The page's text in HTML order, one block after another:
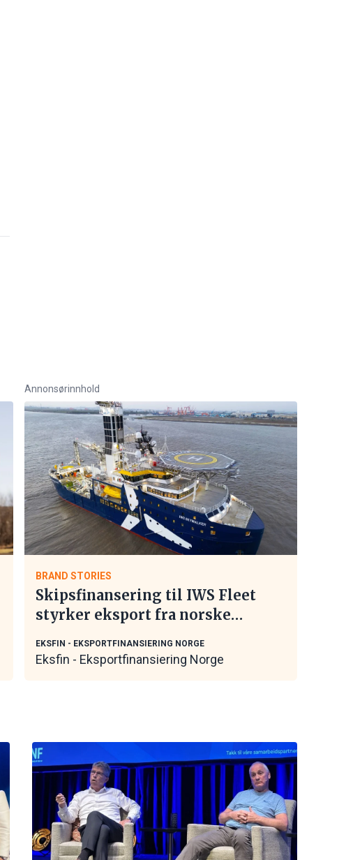
Annonsørinnhold
BRAND STORIES
Skipsfinansering til IWS Fleet
styrker eksport fra norske
EKSFIN - EKSPORTFINANSIERING NORGE
Eksfin - Eksportfinansiering Norge